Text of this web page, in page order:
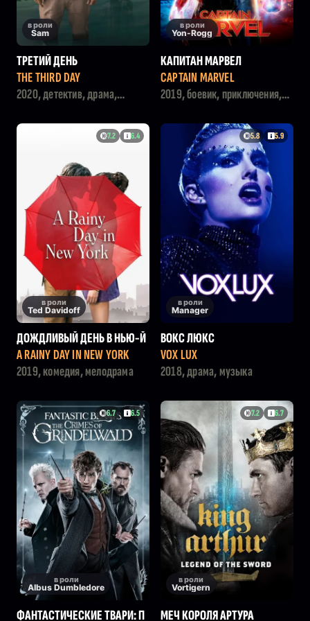
в роли
Sam
ТРЕТИЙ ДЕНЬ
THE THIRD DAY
2020, детектив, драма,
в роли
Yon-Rogg
КАПИТАН МАРВЕЛ
CAPTAIN MARVEL
2019, боевик, приключения,
7.2 6.4
в роли
Ted Davidoff
ДОЖДЛИВЫЙ ДЕНЬ В НЬЮ-Й
ОРКЕ
A RAINY DAY IN NEW YORK
2019, комедия, мелодрама
5.8 5.9
в роли
Manager
ВОКС ЛЮКС
VOX LUX
2018, драма, музыка
6.7 6.5
в роли
Albus Dumbledore
ФАНТАСТИЧЕСКИЕ ТВАРИ: П
7.2 6.7
в роли
Vortigern
МЕЧ КОРОЛЯ АРТУРА